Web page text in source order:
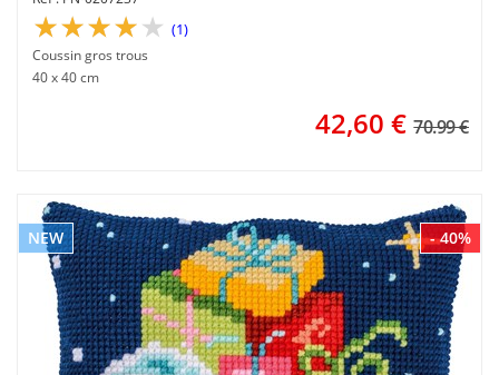
(1)
Coussin gros trous
40 x 40 cm
42,60 € 70.99 €
- 40%
NEW